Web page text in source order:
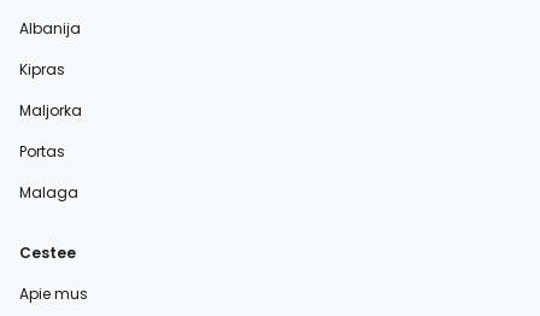
Albanija
Kipras
Maljorka
Portas
Malaga
Cestee
Apie mus